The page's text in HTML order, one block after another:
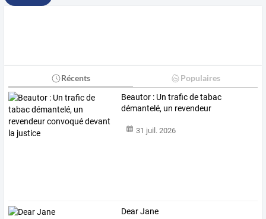
Récents Populaires
Beautor : Un traficdetabac
démantelé, un revendeur
31 juil. 2026
Dear Jane